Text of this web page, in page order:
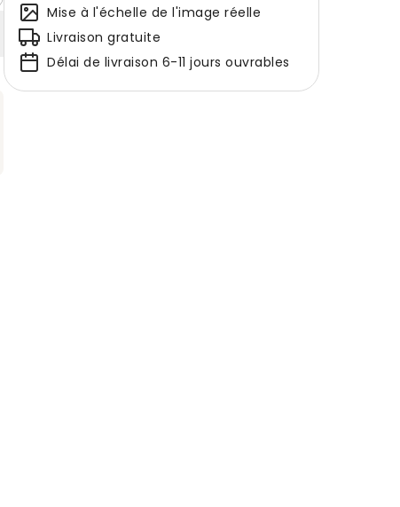
Mise à l'échelle de l'image réelle
Livraison gratuite
Délai de livraison 6-11 jours ouvrables